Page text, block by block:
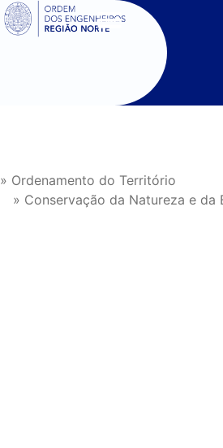
SIGOE
» Ordenamento do Território
» Conservação da Natureza e da